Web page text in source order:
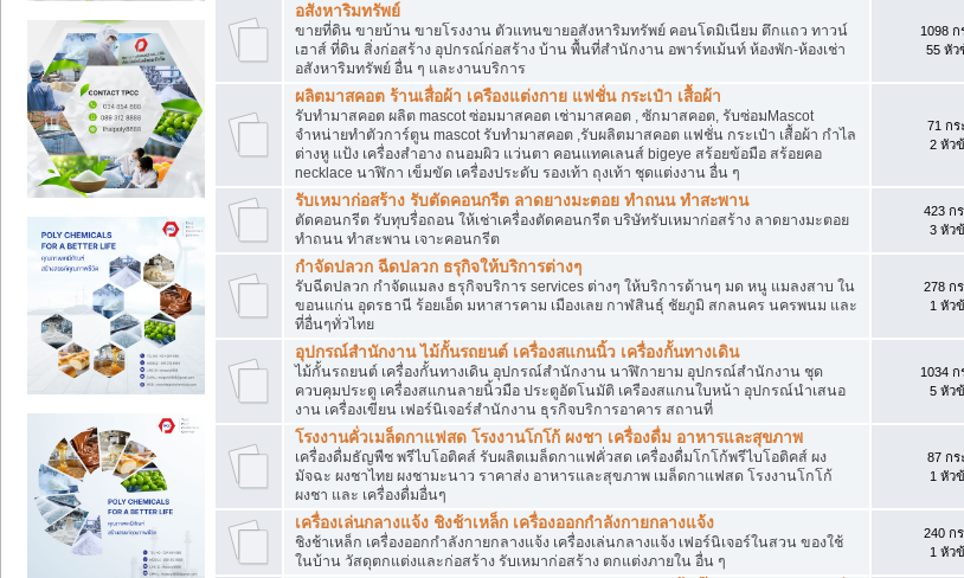
อสังหาริมทรัพย์
ขายที่ดิน ขายบ้าน ขายโรงงาน ตัวแทนขายอสังหาริมทรัพย์ คอนโดมิเนียม ตึกแถว ทาวน์
เฮาส์ ที่ดิน สิ่งก่อสร้าง อุปกรณ์ก่อสร้าง บ้าน พื้นที่สำนักงาน อพาร์ทเม้นท์ ห้องพัก-ห้องเช่า
อสังหาริมทรัพย์ อื่น ๆ และงานบริการ
1098 ก
55 หัว
ผลิตมาสคอต ร้านเสื่อผ้า เครืองแต่งกาย แฟชั่น กระเป๋า เสื้อผ้า
รับทำมาสคอต ผลิต mascot ซ่อมมาสคอต เช่ามาสคอต , ซักมาสคอต, รับซ่อมMascot
จำหน่ายทำตัวการ์ตูน mascot รับทำมาสคอต ,รับผลิตมาสคอต แฟชั่น กระเป๋า เสื้อผ้า กำไล
ต่างหู แป้ง เครื่องสำอาง ถนอมผิว แว่นตา คอนแทคเลนส์ bigeye สร้อยข้อมือ สร้อยคอ
necklace นาฬิกา เข็มขัด เครื่องประดับ รองเท้า ถุงเท้า ชุดแต่งงาน อื่น ๆ
71 กร
2 หัว
รับเหมาก่อสร้าง รับตัดคอนกรีต ลาดยางมะตอย ทำถนน ทำสะพาน
ตัดคอนกรีต รับทุบรื่อถอน ให้เช่าเครื่องตัดคอนกรีต บริษัทรับเหมาก่อสร้าง ลาดยางมะตอย
ทำถนน ทำสะพาน เจาะคอนกรีต
423 ก
3 หัว
กำจัดปลวก ฉีดปลวก ธรุกิจให้บริการต่างๆ
รับฉีดปลวก กำจัดแมลง ธรุกิจบริการ services ต่างๆ ให้บริการด้านๆ มด หนู แมลงสาบ ใน
ขอนแก่น อุดรธานี ร้อยเอ็ด มหาสารคาม เมืองเลย กาฬสินธุ์ ชัยภูมิ สกลนคร นครพนม และ
ที่อื่นๆทั่วไทย
278 ก
1 หัว
อุปกรณ์สำนักงาน ไม้กั้นรถยนต์ เครื่องสแกนนิ้ว เครื่องกั้นทางเดิน
ไม้กั้นรถยนต์ เครื่องกั้นทางเดิน อุปกรณ์สำนักงาน นาฬิกายาม อุปกรณ์สำนักงาน ชุด
ควบคุมประตู เครื่องสแกนลายนิ้วมือ ประตูอัตโนมัติ เครืองสแกนใบหน้า อุปกรณ์นำเสนอ
งาน เครื่องเขียน เฟอร์นิเจอร์สำนักงาน ธุรกิจบริการอาคาร สถานที่
1034 ก
5 หัว
โรงงานคั่วเมล็ดกาแฟสด โรงงานโกโก้ ผงชา เครื่องดื่ม อาหารและสุขภาพ
เครื่องดื่มธัญพืช พรีไบโอติคส์ รับผลิตเมล็ดกาแฟคั่วสด เครื่องดื่มโกโก้พรีไบโอติคส์ ผง
มัจฉะ ผงชาไทย ผงชามะนาว ราคาส่ง อาหารและสุขภาพ เมล็ดกาแฟสด โรงงานโกโก้
ผงชา และ เครื่องดื่มอื่นๆ
87 กร
1 หัว
เครื่องเล่นกลางแจ้ง ชิงช้าเหล็ก เครื่องออกกำลังกายกลางแจ้ง
ชิงช้าเหล็ก เครื่องออกกำลังกายกลางแจ้ง เครื่องเล่นกลางแจ้ง เฟอร์นิเจอร์ในสวน ของใช้
ในบ้าน วัสดุตกแต่งและก่อสร้าง รับเหมาก่อสร้าง ตกแต่งภายใน อื่น ๆ
240 ก
1 หัว